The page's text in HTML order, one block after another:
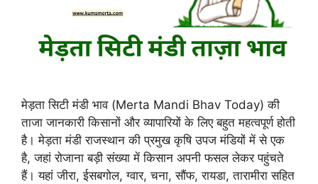
मेड़ता सिटी मंडी भाव (Merta Mandi Bhav Today) की
ताजा जानकारी किसानों और व्यापारियों के लिए बहुत महत्वपूर्ण होती
है। मेड़ता मंडी राजस्थान की प्रमुख कृषि उपज मंडियों में से एक
है, जहां रोजाना बड़ी संख्या में किसान अपनी फसल लेकर पहुंचते
हैं। यहां जीरा, ईसबगोल, ग्वार, चना, सौंफ, रायडा, तारामीरा सहित